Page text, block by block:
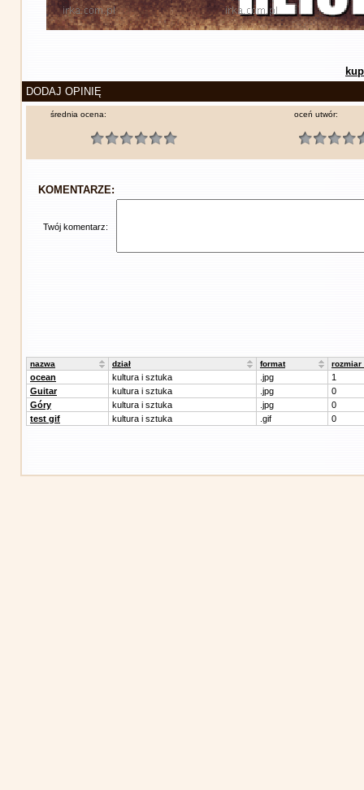
DODAJ OPINIĘ
średnia ocena: oceń utwór:
KOMENTARZE:
Twój komentarz:
nazwa dział format rozmiar
ocean kultura i sztuka .jpg
1
Guitar
kultura i sztuka .jpg
0
Góry
kultura i sztuka .jpg
0
test gif
kultura i sztuka .gif 0